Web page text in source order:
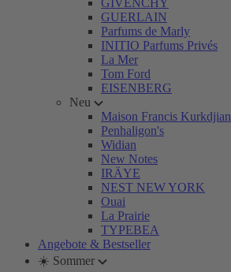
GIVENCHY
GUERLAIN
Parfums de Marly
INITIO Parfums Privés
La Mer
Tom Ford
EISENBERG
Neu
Maison Francis Kurkdjian
Penhaligon's
Widian
New Notes
IRÄYE
NEST NEW YORK
Ouai
La Prairie
TYPEBEA
Angebote & Bestseller
☀️ Sommer